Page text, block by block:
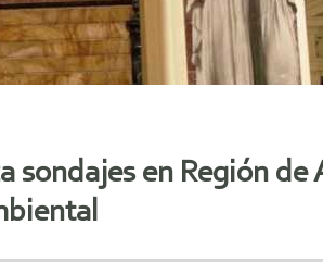
sondajes en Región